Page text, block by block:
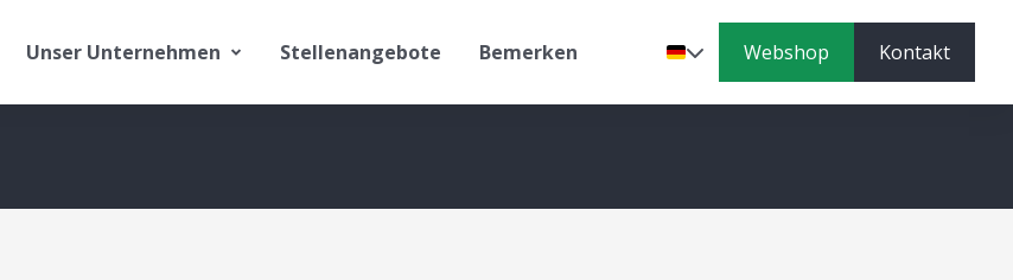
Unser Unternehmen Stellenangebote Bemerken Sprache Webshop Kontakt